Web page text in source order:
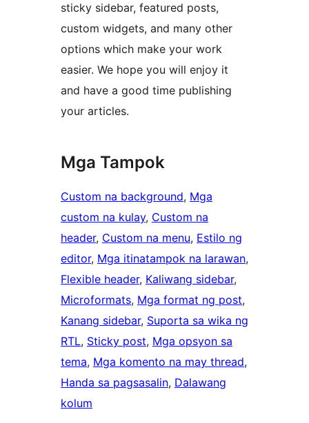
sticky sidebar, featured posts,
custom widgets, and many other
options which make your work
easier. We hope you will enjoy it
and have a good time publishing
your articles.
Mga Tampok
Custom na background, Mga
custom na kulay, Custom na
header, Custom na menu, Estilo ng
editor, Mga itinatampok na larawan
Flexible header, Kaliwang sidebar
Microformats, Mga format ng post
Kanang sidebar, Suporta sa wika ng
RTL, Sticky post, Mga opsyon sa
tema, Mga komento na may thread
Handa sa pagsasalin, Dalawang
kolum